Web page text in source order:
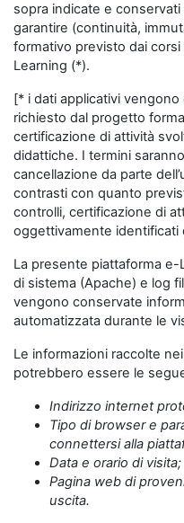
sopra indicate e
garantire (continuità,
formativo previsto dai
Learning (*).
[* i dati applicativi
richiesto dal progetto
certificazione di attività
didattiche. I termini
cancellazione da parte
contrasti con quanto
controlli, certificazione di
oggettivamente identificati
La presente piattaforma
di sistema (Apache) e log
vengono conservate
automatizzata durante le
Le informazioni raccolte
potrebbero essere le
Indirizzo internet
Tipo di browser e
connettersi alla
Data e orario di visita;
Pagina web di
uscita.